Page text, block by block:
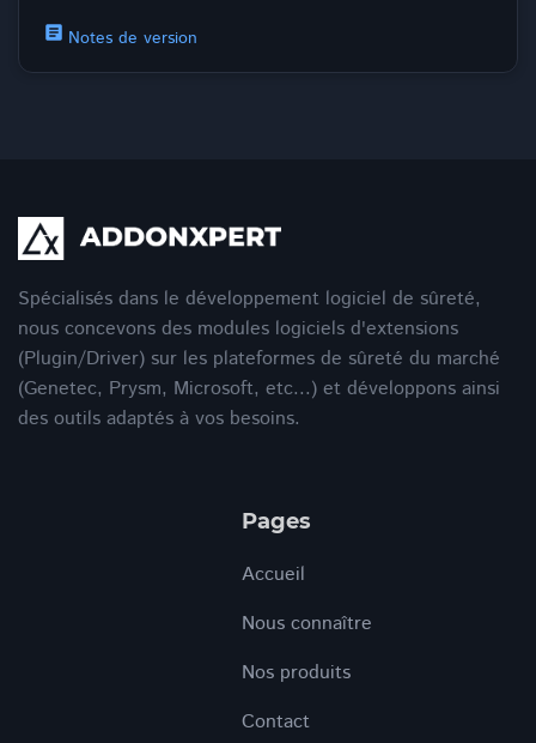
article Notes de version
Spécialisés dans le développement logiciel de sûreté,
nous concevons des modules logiciels d'extensions
(Plugin/Driver) sur les plateformes de sûreté du marché
(Genetec, Prysm, Microsoft, etc...) et développons ainsi
des outils adaptés à vos besoins.
Pages
Accueil
Nous connaître
Nos produits
Contact